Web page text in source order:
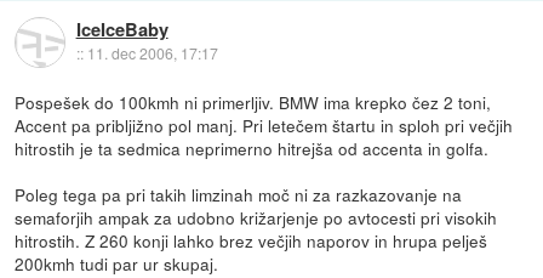
IceIceBaby
:: 11. dec 2006, 17:17
Pospešek do 100kmh ni primerljiv. BMW ima krepko čez 2 toni,
Accent pa pribljižno pol manj. Pri letečem štartu in sploh pri večjih
hitrostih je ta sedmica neprimerno hitrejša od accenta in golfa.
Poleg tega pa pri takih limzinah moč ni za razkazovanje na
semaforjih ampak za udobno križarjenje po avtocesti pri visokih
hitrostih. Z 260 konji lahko brez večjih naporov in hrupa pelješ
200kmh tudi par ur skupaj.